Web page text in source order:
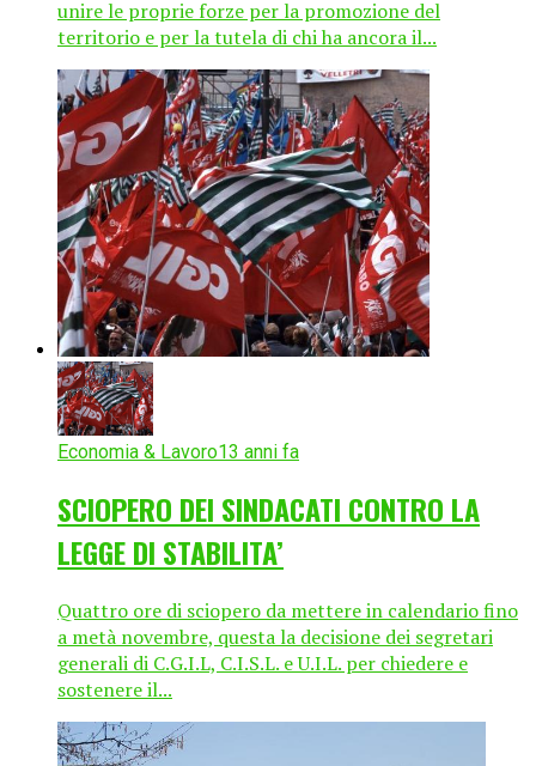
unire le proprie forze per la promozione del
territorio e per la tutela di chi ha ancora il...
Economia & Lavoro13 anni fa
SCIOPERO DEI SINDACATI CONTRO LA
LEGGE DI STABILITA’
Quattro ore di sciopero da mettere in calendario fino
a metà novembre, questa la decisione dei segretari
generali di C.G.I.L, C.I.S.L. e U.I.L. per chiedere e
sostenere il...